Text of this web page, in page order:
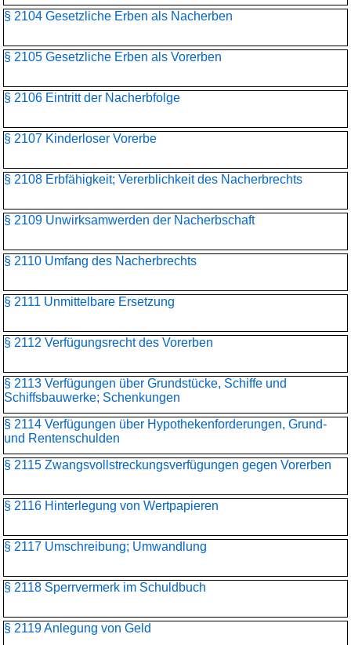
§ 2104 Gesetzliche Erben als Nacherben
§ 2105 Gesetzliche Erben als Vorerben
§ 2106 Eintritt der Nacherbfolge
§ 2107 Kinderloser Vorerbe
§ 2108 Erbfähigkeit; Vererblichkeit des Nacherbrechts
§ 2109 Unwirksamwerden der Nacherbschaft
§ 2110 Umfang des Nacherbrechts
§ 2111 Unmittelbare Ersetzung
§ 2112 Verfügungsrecht des Vorerben
§ 2113 Verfügungen über Grundstücke, Schiffe und
Schiffsbauwerke; Schenkungen
§ 2114 Verfügungen über Hypothekenforderungen, Grund-
und Rentenschulden
§ 2115 Zwangsvollstreckungs­verfügungen gegen Vorerben
§ 2116 Hinterlegung von Wertpapieren
§ 2117 Umschreibung; Umwandlung
§ 2118 Sperrvermerk im Schuldbuch
§ 2119 Anlegung von Geld